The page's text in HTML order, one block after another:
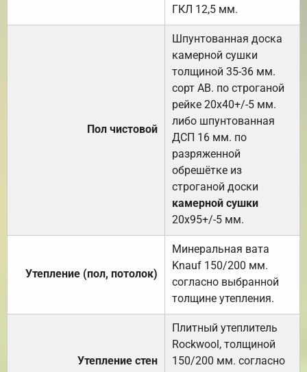
ГКЛ 12,5 мм.
Пол чистовой
Шпунтованная доска
камерной сушки
толщиной 35-36 мм.
сорт АВ. по строганой
рейке 20х40+/-5 мм.
либо шпунтованная
ДСП 16 мм. по
разряженной
обрешётке из
строганой доски
камерной сушки
20х95+/-5 мм.
Утепление (пол, потолок)
Минеральная вата
Knauf 150/200 мм.
согласно выбранной
толщине утепления.
Утепление стен
Плитный утеплитель
Rockwool, толщиной
150/200 мм. согласно